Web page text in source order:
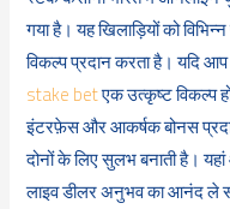
गया है। यह खिलाड़ियों को
विकल्प प्रदान करता है। यदि
stake betएक उत्कृष्ट विकल्प
इंटरफ़ेस और आकर्षक बोनस
दोनों के लिए सुलभ बनाती है।
लाइव डीलर अनुभव का आनंद ले